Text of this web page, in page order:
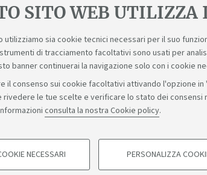
SITO WEB UTILIZZA
utilizziamo sia cookie tecnici necessari per il suo
di tracciamento facoltativi sono usati per
banner continuerai la navigazione solo con i cookie
il consenso sui cookie facoltativi attivando l'opzione
rivedere le tue scelte e verificare lo stato dei
consulta la nostra Cookie policy.
- FACOLTATIVI
NECESSARI PERSONALIZZA
mattia.guidetti3@unibo.it
alla conoscenza
- ALMA MATER STUDIORUM - Università di
Informazioni sul sito e accessibilità